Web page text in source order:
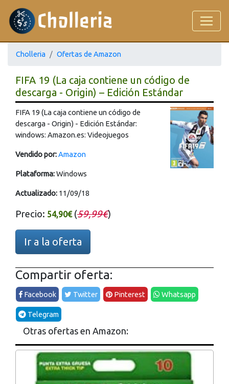
Cholleria Ofertas de Amazon
FIFA 19 (La caja contiene un código de
descarga - Origin) – Edición Estándar
FIFA 19 (La caja contiene un código de
descarga - Origin) - Edición Estándar:
windows: Amazon.es: Videojuegos
Vendido por:Amazon
Plataforma:Windows
Actualizado: 11/09/18
Precio: 54,90€(59,99€)
Ir a la oferta
Compartir oferta:
Facebook Twitter Pinterest Whatsapp
Telegram
Otras ofertas en Amazon: